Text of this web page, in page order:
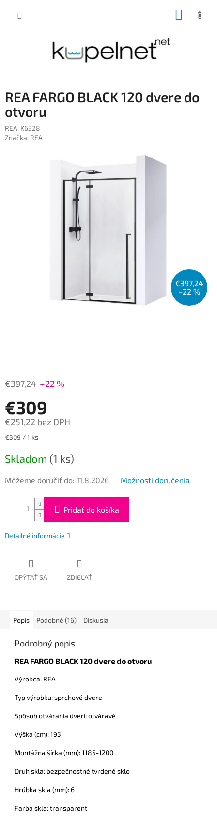
REA FARGO BLACK 120 dvere do
otvoru
REA-K6328
Značka: REA
€397,24
–22 %
€397,24 –22 %
€309
€251,22 bez DPH
Jednotková
€309 / 1 ks
Skladom (1 ks)
Môžeme doručiť do: 11.8.2026 Možnosti doručenia
Pridať do košíka
Detailné informácie
OPÝTAŤ SA ZDIEĽAŤ
Popis Podobné (16) Diskusia
Podrobný popis
REA FARGO BLACK 120 dvere do otvoru
Výrobca: REA
Typ výrobku: sprchové dvere
Spôsob otvárania dverí: otváravé
Výška (cm): 195
Montážna šírka (mm): 1185-1200
Druh skla: bezpečnostné tvrdené sklo
Hrúbka skla (mm): 6
Farba skla: transparent